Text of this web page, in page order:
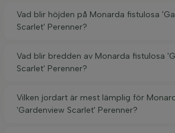
Vad blir höjden på Monarda fistulosa
Scarlet' Perenner?
Vad blir bredden av Monarda fistulosa
Scarlet' Perenner?
Vilken jordart är mest lämplig för
'Gardenview Scarlet' Perenner?